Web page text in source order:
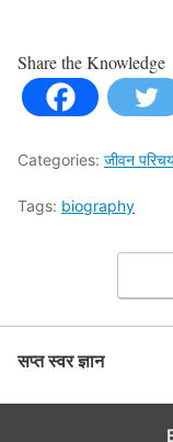
Share the Knowledge
Categories: जीवन
Tags: biography
सप्त स्वर ज्ञान